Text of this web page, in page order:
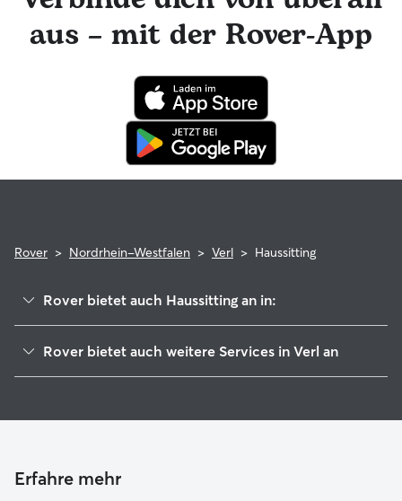
hat die Möglichkeit, professionelle tierärztliche Beratung in
Anspruch zu nehmen. Im seltenen Fall eines Problems
während der Buchung kannst du beruhigt sein, denn dein
für tierärztliche Behandlungen erstattet.
aus – mit der Rover-App
Rover > Nordrhein-Westfalen > Verl > Haussitting
Rover bietet auch Haussitting an in:
Hövelhof
Oerlinghausen
Rover bietet auch weitere Services in Verl an
Gassi-Service in Verl
Erfahre mehr